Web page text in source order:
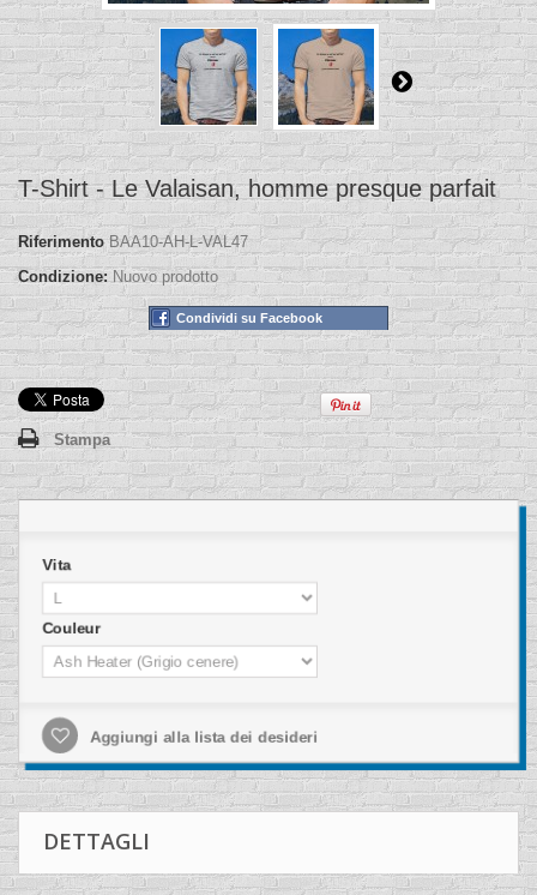
T-Shirt - Le Valaisan, homme presque parfait
Riferimento BAA10-AH-L-VAL47
Condizione: Nuovo prodotto
Condividi su Facebook
Stampa
Vita
Couleur
Aggiungi alla lista dei desideri
DETTAGLI